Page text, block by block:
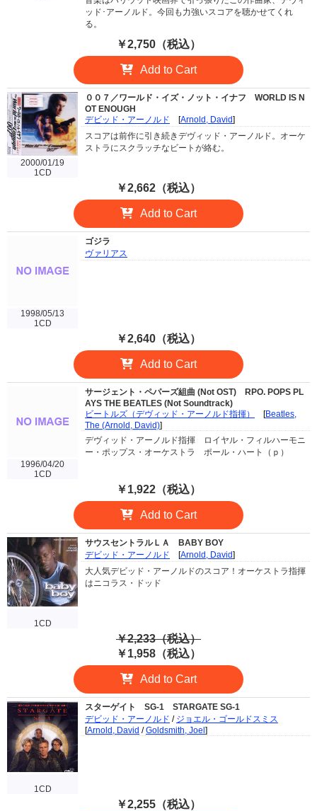
ッド･アーノルド。今回も力強いスコアを聴かせてくれ
る。
￥2,750（税込）
Add to Cart
2000/01/19
1CD
００７／ワールド・イズ・ノット・イナフ
WORLD IS N
OT ENOUGH
デビッド・アーノルド [Arnold, David]
スコアは前作に引き続きデヴィッド・アーノルド。オーケ
ストラにスクラッチなビートが絡む。
￥2,662（税込）
Add to Cart
1998/05/13
1CD
ゴジラ
ヴァリアス
￥2,640（税込）
Add to Cart
1996/04/20
1CD
サージェント・ペパーズ組曲 (Not OST)
RPO. POPS PL
AYS THE BEATLES (Not Soundtrack)
ビートルズ（デヴィッド・アーノルド指揮）
[Beatles,
The (Arnold, David)]
デヴィッド・アーノルド指揮 ロイヤル・フィルハーモニ
ー・ポップス・オーケストラ ポール・ハート（ｐ）
￥1,922（税込）
Add to Cart
1CD
サウスセントラルＬＡ
BABY BOY
デビッド・アーノルド [Arnold, David]
大人気デビッド・アーノルドのスコア！オーケストラ指揮
はニコラス・ドッド
￥2,233（税込）
￥1,958（税込）
Add to Cart
1CD
スターゲイト SG-1
STARGATE SG-1
デビッド・アーノルド / ジョエル・ゴールドスミス
[Arnold, David /Goldsmith, Joel ]
￥2,255（税込）